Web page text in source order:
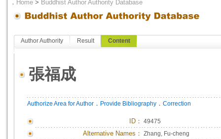
． Home > Buddhist Author Authority Database
Author Authority Result Content
張福成
Authorize Area for Author ． Provide Bibliography ． Correction
ID ： 49475
Alternative Names： Zhang, Fu-cheng